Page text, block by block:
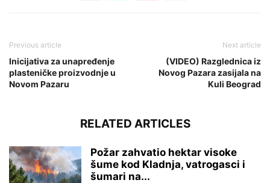
Previous article
Inicijativa za unapređenje
plasteničke proizvodnje u
Novom Pazaru
Next article
(VIDEO) Razglednica iz
Novog Pazara zasijala na
Kuli Beograd
RELATED ARTICLES
Požar zahvatio hektar visoke
šume kod Kladnja, vatrogasci i
šumari na...